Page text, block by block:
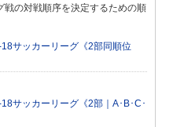
戦の対戦順序を決定するための順
サッカーリーグ《2部同順位
サッカーリーグ《2部｜A･B･C･